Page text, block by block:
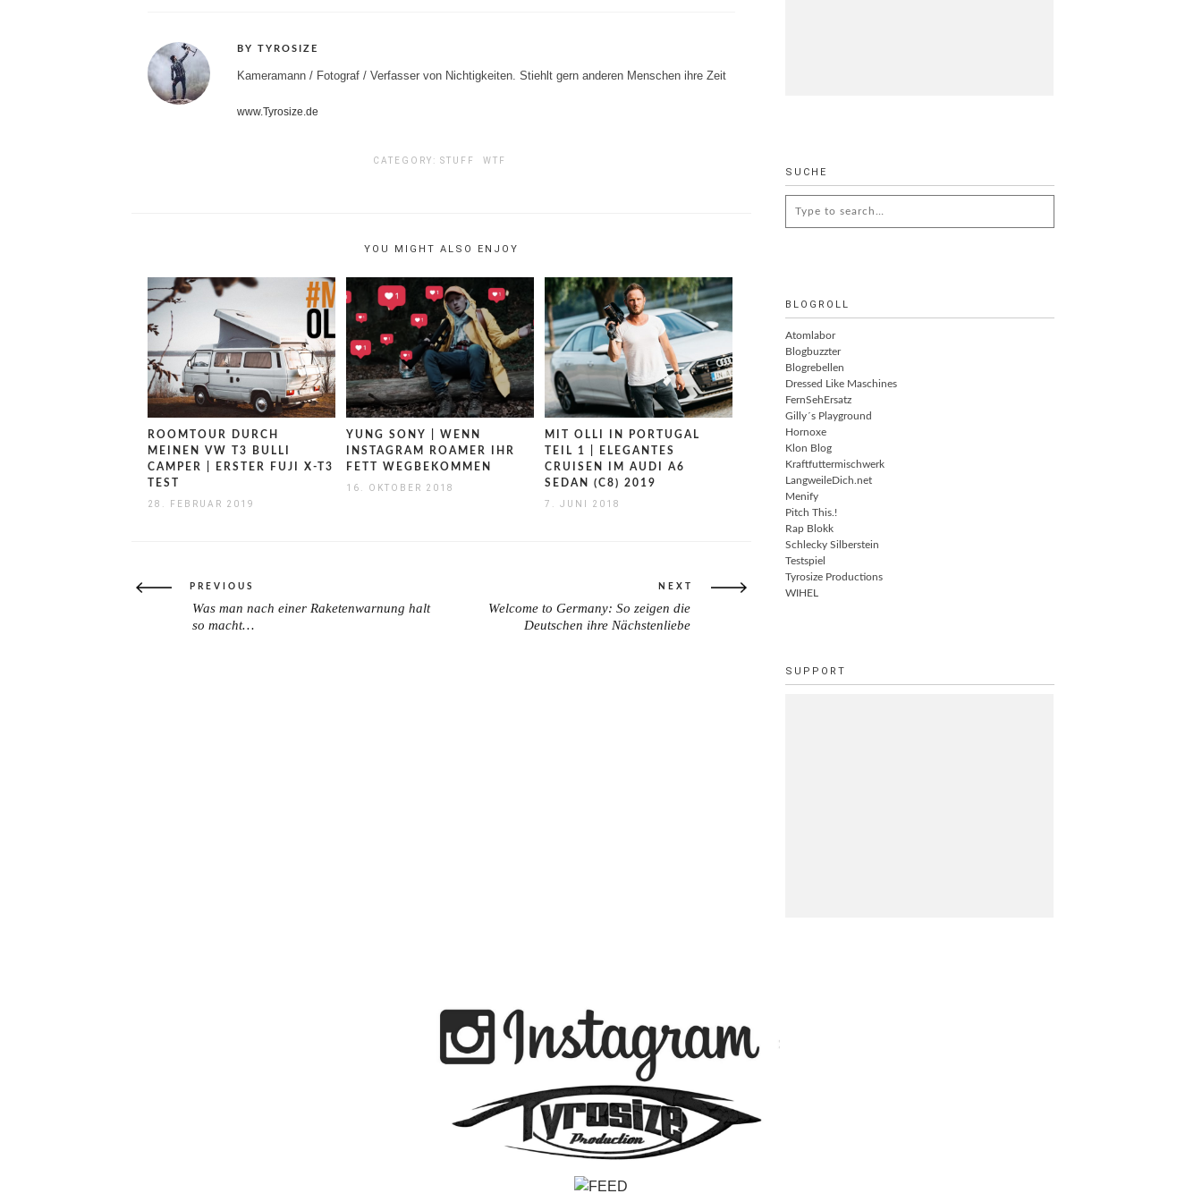
BY TYROSIZE
Kameramann / Fotograf / Verfasser von Nichtigkeiten. Stiehlt gern anderen Menschen ihre Zeit
www.Tyrosize.de
CATEGORY: STUFF WTF
YOU MIGHT ALSO ENJOY
ROOMTOUR DURCH
MEINEN VW T3 BULLI
CAMPER | ERSTER FUJI X-T3
TEST
28. FEBRUAR 2019
YUNG SONY | WENN
INSTAGRAM ROAMER IHR
FETT WEGBEKOMMEN
16. OKTOBER 2018
MIT OLLI IN PORTUGAL
TEIL 1 | ELEGANTES
CRUISEN IM AUDI A6
SEDAN (C8) 2019
7. JUNI 2018
Beitragsnavigation
PREVIOUS
PREVIOUSWas man nach einer Raketenwarnung halt
so macht…
NEXT
Welcome to Germany: So zeigen die
Deutschen ihre Nächstenliebe
SUCHE
for:
BLOGROLL
Atomlabor
Blogbuzzter
Blogrebellen
Dressed Like Maschines
FernSehErsatz
Gilly´s Playground
Hornoxe
Klon Blog
Kraftfuttermischwerk
LangweileDich.net
Menify
Pitch This.!
Rap Blokk
Schlecky Silberstein
Testspiel
Tyrosize Productions
WIHEL
SUPPORT